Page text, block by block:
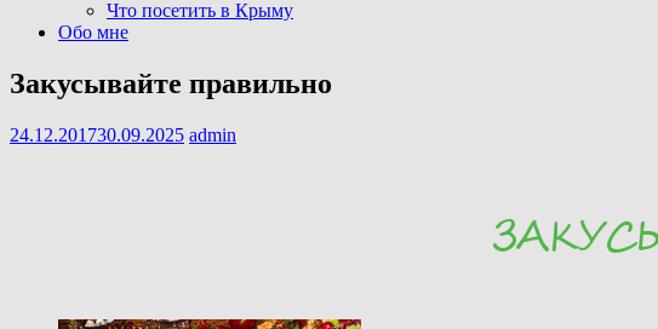
Что посетить в Крыму
Обо мне
Закусывайте правильно
24.12.201730.09.2025 admin